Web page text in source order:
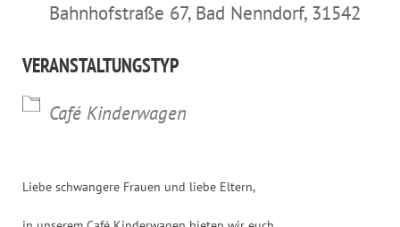
Bahnhofstraße 67, Bad Nenndorf, 31542
VERANSTALTUNGSTYP
Café Kinderwagen
Liebe schwangere Frauen und liebe Eltern,